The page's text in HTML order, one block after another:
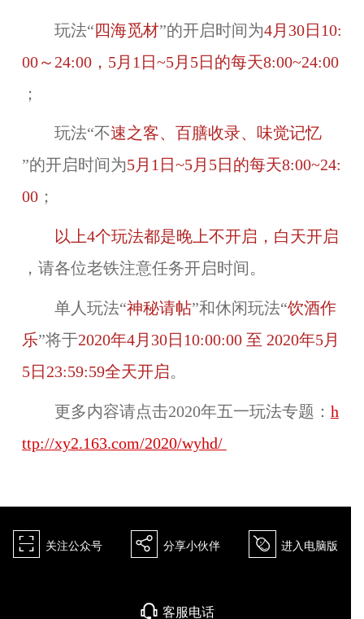
玩法“四海觅材”的开启时间为4月30日10:
00～24:00，5月1日~5月5日的每天8:00~24:00
；
玩法“不速之客、百膳收录、味觉记忆
”的开启时间为5月1日~5月5日的每天8:00~24:
00；
以上4个玩法都是晚上不开启，白天开启
，请各位老铁注意任务开启时间。
单人玩法“神秘请帖”和休闲玩法“饮酒作
乐”将于2020年4月30日10:00:00 至 2020年5月
5日23:59:59全天开启。
更多内容请点击2020年五一玩法专题： h
ttp://xy2.163.com/2020/wyhd/
򰀁 关注公众号 򰀂 分享小伙伴 򰀄 进入电脑版
򰀃 客服电话